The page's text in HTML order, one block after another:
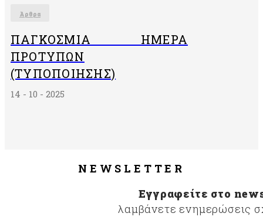
Άρθρα
ΠΑΓΚΌΣΜΙΑ ΗΜΈΡΑ
ΠΡΟΤΎΠΩΝ
(ΤΥΠΟΠΟΊΗΣΗΣ)
14 - 10 - 2025
NEWSLETTER
Εγγραφείτε στο
λαμβάνετε ενημερώσεις